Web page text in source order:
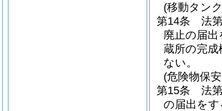
(移動タン
第14条
法
廃止の届
蔵所の完
ない。
(危険物保
第15条
法
の届出を